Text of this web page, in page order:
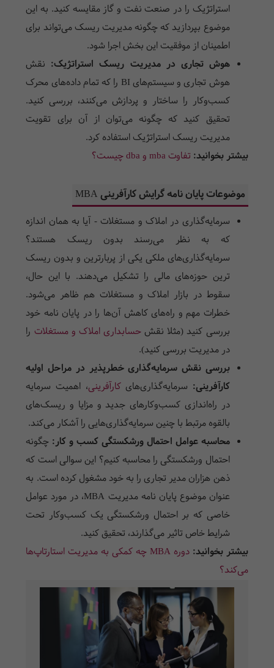
استراتژیک را در صنعت نفت و گاز مقایسه کنید. به این
موضوع بپردازید که چگونه مدیریت ریسک می‌تواند برای
اطمینان از موفقیت این بخش اجرا شود.
هوش تجاری در مدیریت ریسک استراتژیک: نقش
هوش تجاری و سیستم‌های BI را که تمام داده‌های محرک
کسب‌وکار را ساختار و پردازش می‌کنند، بررسی کنید.
تحقیق کنید که چگونه می‌توان از آن برای تقویت
مدیریت ریسک استراتژیک استفاده کرد.
بیشتر بخوانید: تفاوت mba و dba چیست؟
موضوعات پایان نامه گرایش کارآفرینی MBA
سرمایه‌گذاری در املاک و مستغلات - آیا به همان اندازه
که به نظر می‌رسند بدون ریسک هستند؟
سرمایه‌گذاری‌های ملکی یکی از پربارترین و بدون ریسک
ترین حوزه‌های مالی را تشکیل می‌دهند. با این حال،
سقوط در بازار املاک و مستغلات هم ظاهر می‌شود.
خطرات مهم و راه‌های کاهش آن‌ها را در پایان نامه خود
بررسی کنید (مثلا نقش حسابداری املاک و مستغلات را
در مدیریت بررسی کنید).
بررسی نقش سرمایه‌گذاری خطرپذیر در مراحل اولیه
کارآفرینی: سرمایه‌گذاری‌هایکارآفرینی، اهمیت سرمایه
در راه‌اندازی کسب‌وکارهای جدید و مزایا و ریسک‌های
بالقوه مرتبط با چنین سرمایه‌گذاری‌هایی را آشکار می‌کند.
محاسبه عوامل احتمال ورشکستگی کسب و کار: چگونه
احتمال ورشکستگی را محاسبه کنیم؟ این سوالی است که
ذهن هزاران مدیر تجاری را به خود مشغول کرده است. به
عنوان موضوع پایان نامه مدیریت MBA، در مورد عوامل
خاصی که بر احتمال ورشکستگی یک کسب‌وکار تحت
شرایط خاص تاثیر می‌گذارند، تحقیق کنید.
بیشتر بخوانید:
دوره MBA چه کمکی به مدیریت استارتاپ‌ها
می‌کند؟